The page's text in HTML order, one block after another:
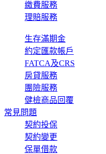
繳費服務
理賠服務
生存滿期金
約定匯款帳戶
FATCA及CRS
房貸服務
團險服務
健檢商品回覆
常見問題
契約投保
契約變更
保單借款